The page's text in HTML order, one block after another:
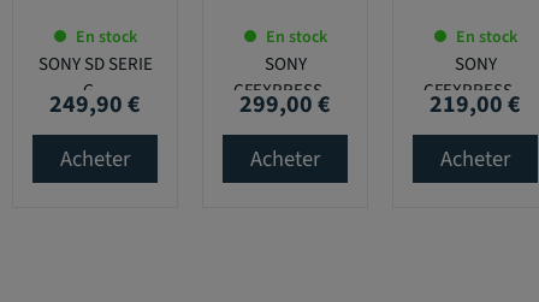
En stock
SONY SD SERIE
G...
Prix
249,90 €
Acheter
En stock
SONY
CFEXPRESS...
Prix
299,00 €
Acheter
En stock
SONY
CFEXPRESS...
Prix
219,00 €
Acheter